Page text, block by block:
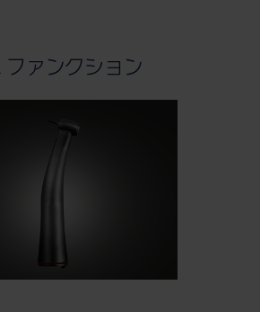
ファンクション